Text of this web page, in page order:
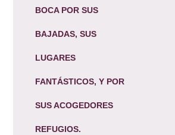
BOCA POR SUS
BAJADAS, SUS
LUGARES
FANTÁSTICOS, Y POR
SUS ACOGEDORES
REFUGIOS.